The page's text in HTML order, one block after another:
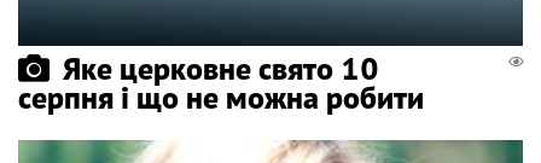
Яке церковне свято 10
серпня і що не можна робити